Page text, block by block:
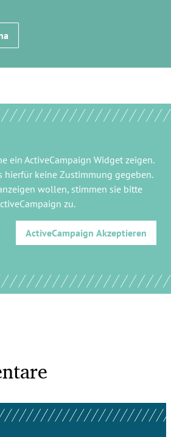
ein ActiveCampaign Widgetzeigen.
hierfür keine Zustimmung gegeben.
wollen, stimmen sie bitte
zu.
ActiveCampaign Akzeptieren